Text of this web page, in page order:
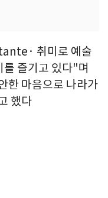
취미로 예술
즐기고 있다"며
한 마음으로 나라가
했다